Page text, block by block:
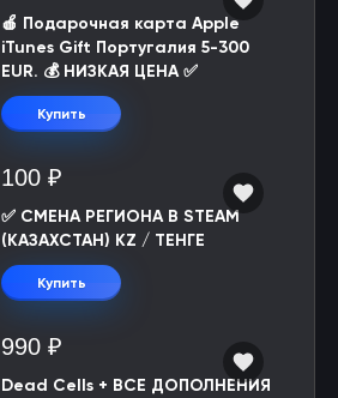
🍎 Подарочная карта Apple
iTunes Gift Португалия 5-300
EUR. 💰 НИЗКАЯ ЦЕНА ✅
Купить
100 ₽
✅ СМЕНА РЕГИОНА В STEAM
(КАЗАХСТАН) KZ / ТЕНГЕ
Купить
990 ₽
Dead Cells + ВСЕ ДОПОЛНЕНИЯ